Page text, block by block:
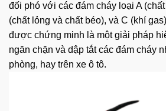
đối phó với các đám cháy loại A
(chất lỏng và chất béo), và C (khí
được chứng minh là một giải pháp
ngăn chặn và dập tắt các đám cháy
phòng, hay trên xe ô tô.